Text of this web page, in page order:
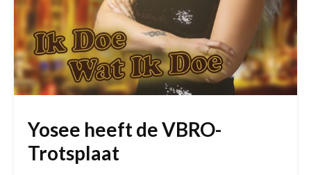
Yosee heeft de VBRO-
Trotsplaat